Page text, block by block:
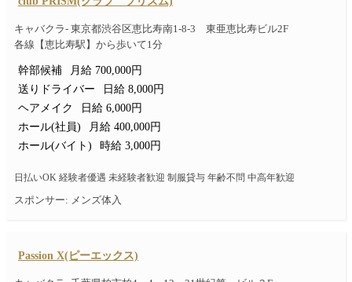
キャバクラ- 東京都渋谷区恵比寿南1-8-3 東亜恵比寿ビル2F
各線【恵比寿駅】から歩いて1分
幹部候補
月給 700,000円
送りドライバー
日給 8,000円
ヘアメイク
日給 6,000円
ホール(社員)
月給 400,000円
ホール(バイト)
時給 3,000円
日払いOK 経験者優遇 未経験者歓迎 制服貸与 年齢不問 中高年歓迎
スポンサー: メンズ体入
Passion X(ピーエックス)